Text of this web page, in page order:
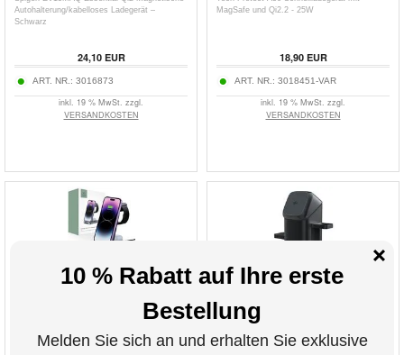
Autohalterung/kabelloses Ladegerät –
Schwarz
24,10EUR
ART. NR.: 3016873
inkl. 19 % MwSt. zzgl.
VERSANDKOSTEN
MagSafe und Qi2.2 - 25W
18,90EUR
ART. NR.: 3018451-VAR
inkl. 19 % MwSt. zzgl.
VERSANDKOSTEN
Ladegerät 15W - Schwarz
ART. NR.:3004628
V23 3-in-1 Qi2 MagSafe Ladegerät für iPhone,
Apple Watch, AirPods
ART. NR.:3016643-VAR